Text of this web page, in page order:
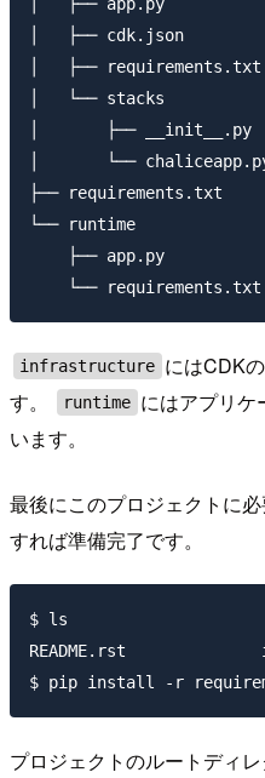
│   ├── cdk.json
│   ├── requirements.txt
│   └── stacks
│       ├── __init__.py
│       └──
├── requirements.txt
└── runtime
    ├── app.py
infrastructure にはCDK
す。
runtime にはアプリケ
います。
最後にこのプロジェクトに
すれば準備完了です。
$ ls
README.rst
プロジェクトのルートディ